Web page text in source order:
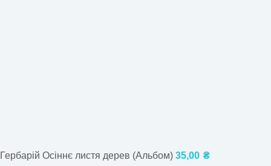
Гербарій Осіннє листя дерев (Альбом) 35,00 ₴